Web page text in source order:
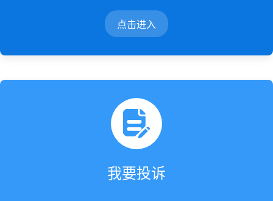
点击进入
我要投诉